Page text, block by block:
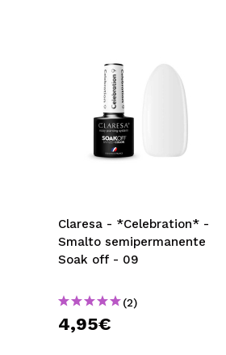
Claresa - *Celebration* -
Smalto semipermanente
Soak off - 09
(2)
4,95€